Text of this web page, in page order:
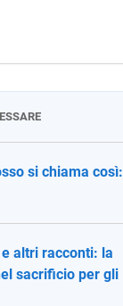
si chiama così:
e altri racconti: la
sacrificio per gli